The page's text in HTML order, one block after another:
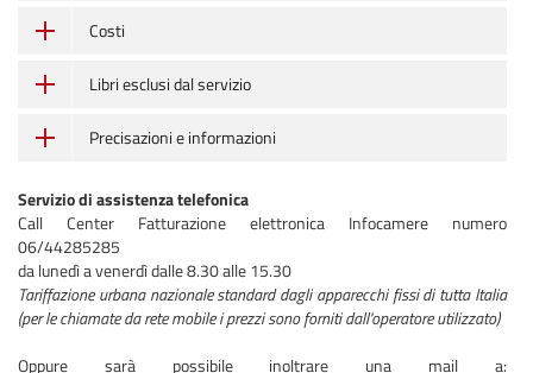
Costi
Libri esclusi dal servizio
Precisazioni e informazioni
Servizio di assistenza telefonica
Call Center Fatturazione elettronica Infocamere numero
06/44285285
da lunedì a venerdì dalle 8.30 alle 15.30
Tariffazione urbana nazionale standard dagli apparecchi fissi di tutta Italia
(per le chiamate da rete mobile i prezzi sono forniti dall'operatore utilizzato)
Oppure sarà possibile inoltrare una mail a: